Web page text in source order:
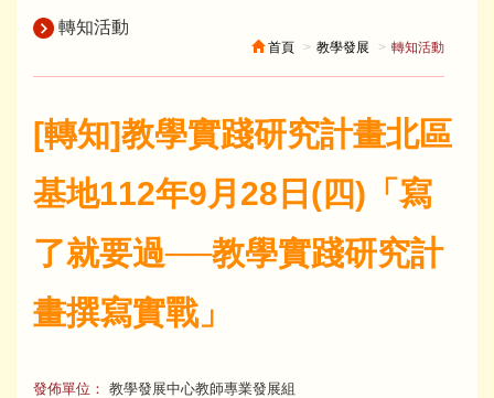
轉知活動
首頁 教學發展 轉知活動
[轉知]教學實踐研究計畫北區
基地112年9月28日(四)「寫
了就要過──教學實踐研究計
畫撰寫實戰」
發佈單位： 教學發展中心教師專業發展組